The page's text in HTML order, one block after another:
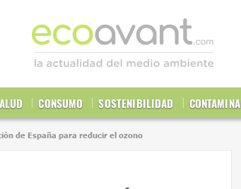
CONSUMO SOSTENIBILIDAD
de España para reducir el ozono